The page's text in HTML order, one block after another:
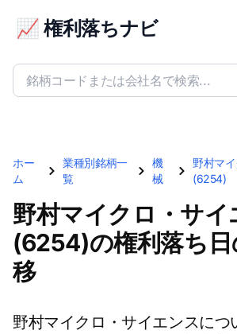
📈 権利落ちナビ
ホー
ム
業種別銘柄一
覧
機
械
野村マ
(6254)
野村マイクロ・サイ
(6254)の権利落ち日
移
野村マイクロ・サイエンスにつ